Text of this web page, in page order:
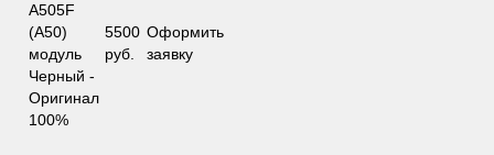
A505F
(A50)
модуль
Черный -
Оригинал
100%
5500
руб.
Оформить
заявку